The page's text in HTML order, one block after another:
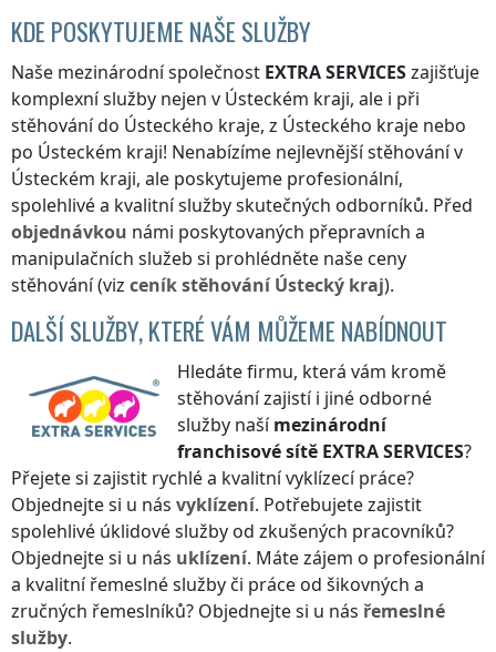
KDE POSKYTUJEME NAŠE SLUŽBY
Naše mezinárodní společnost EXTRA SERVICESzajišťuje
komplexní služby nejen v Ústeckém kraji, ale i při
stěhovánído Ústeckého kraje, z Ústeckého kraje nebo
po Ústeckém kraji! Nenabízíme nejlevnější stěhovánív
Ústeckém kraji, ale poskytujeme profesionální,
spolehlivé a kvalitní služby skutečných odborníků. Před
objednávkou námi poskytovaných přepravních a
manipulačních služeb si prohlédněte naše ceny
stěhování (viz ceníkstěhování Ústecký kraj).
DALŠÍ SLUŽBY, KTERÉ VÁM MŮŽEME NABÍDNOUT
Hledáte firmu, která vám kromě
stěhování zajistí i jiné odborné
služby našímezinárodní
franchisové sítě EXTRA SERVICES?
Přejete si zajistit rychlé a kvalitní vyklízecí práce?
Objednejte si u nás vyklízení. Potřebujete zajistit
spolehlivé úklidové služby od zkušených pracovníků?
Objednejte si u nás uklízení. Máte zájem o profesionální
a kvalitní řemeslné služby či práce od šikovných a
zručných řemeslníků? Objednejte si u nás řemeslné
služby.